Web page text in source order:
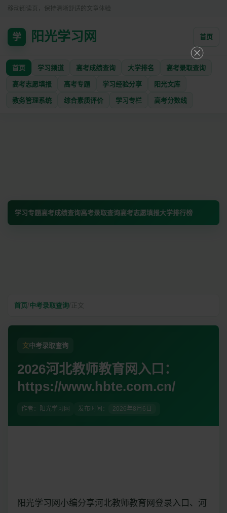
移动阅读页，保持清晰舒适的文章体验
学 阳光学习网 首页
首页 学习频道 高考成绩查询 大学排名 高考录取查询
高考志愿填报 高考专题 学习经验分享 阳光文库
教务管理系统 综合素质评价 学习专栏 高考分数线
学习专题高考成绩查询高考录取查询高考志愿填报大学排行榜
首页/中考录取查询/ 正文
文中考录取查询
2026河北教师教育网入口：
https://www.hbte.com.cn/
作者：阳光学习网 发布时间： 2026年8月6日
阳光学习网小编分享河北教师教育网登录入口、河